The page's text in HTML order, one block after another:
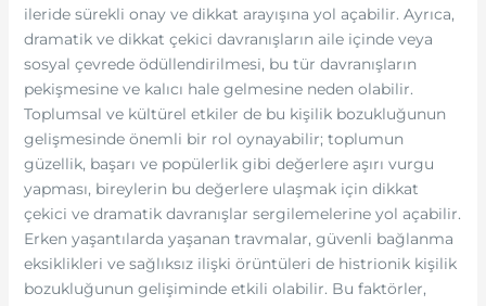
ileride sürekli onay ve dikkat arayışına yol açabilir. Ayrıca,
dramatik ve dikkat çekici davranışların aile içinde veya
sosyal çevrede ödüllendirilmesi, bu tür davranışların
pekişmesine ve kalıcı hale gelmesine neden olabilir.
Toplumsal ve kültürel etkiler de bu kişilik bozukluğunun
gelişmesinde önemli bir rol oynayabilir; toplumun
güzellik, başarı ve popülerlik gibi değerlere aşırı vurgu
yapması, bireylerin bu değerlere ulaşmak için dikkat
çekici ve dramatik davranışlar sergilemelerine yol açabilir.
Erken yaşantılarda yaşanan travmalar, güvenli bağlanma
eksiklikleri ve sağlıksız ilişki örüntüleri de histrionik kişilik
bozukluğunun gelişiminde etkili olabilir. Bu faktörler,